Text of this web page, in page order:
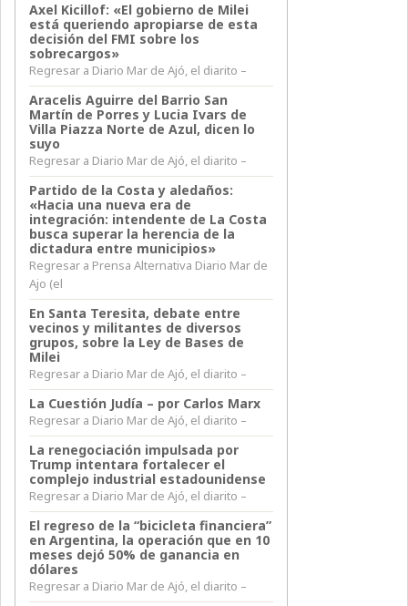
Axel Kicillof: «El gobierno de Milei
está queriendo apropiarse de esta
decisión del FMI sobre los
sobrecargos»
Regresar a Diario Mar de Ajó, el diarito –
Aracelis Aguirre del Barrio San
Martín de Porres y Lucia Ivars de
Villa Piazza Norte de Azul, dicen lo
suyo
Regresar a Diario Mar de Ajó, el diarito –
Partido de la Costa y aledaños:
«Hacia una nueva era de
integración: intendente de La Costa
busca superar la herencia de la
dictadura entre municipios»
Regresar a Prensa Alternativa Diario Mar de
Ajo (el
En Santa Teresita, debate entre
vecinos y militantes de diversos
grupos, sobre la Ley de Bases de
Milei
Regresar a Diario Mar de Ajó, el diarito –
La Cuestión Judía – por Carlos Marx
Regresar a Diario Mar de Ajó, el diarito –
La renegociación impulsada por
Trump intentara fortalecer el
complejo industrial estadounidense
Regresar a Diario Mar de Ajó, el diarito –
El regreso de la “bicicleta financiera”
en Argentina, la operación que en 10
meses dejó 50% de ganancia en
dólares
Regresar a Diario Mar de Ajó, el diarito –